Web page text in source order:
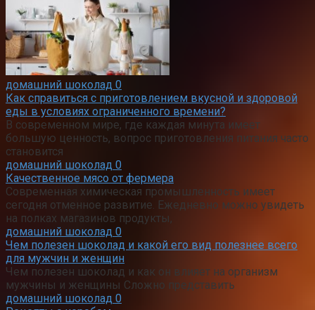
домашний шоколад 0
Как справиться с приготовлением вкусной и здоровой
еды в условиях ограниченного времени?
В современном мире, где каждая минута имеет
большую ценность, вопрос приготовления питания часто
становится
домашний шоколад 0
Качественное мясо от фермера
Современная химическая промышленность имеет
сегодня отменное развитие. Ежедневно можно увидеть
на полках магазинов продукты,
домашний шоколад 0
Чем полезен шоколад и какой его вид полезнее всего
для мужчин и женщин
Чем полезен шоколад и как он влияет на организм
мужчины и женщины Сложно представить
домашний шоколад 0